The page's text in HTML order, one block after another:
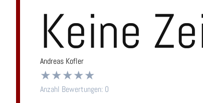
Keine
Andreas Kofler
★
★
★
★
★
Anzahl Bewertungen: 0